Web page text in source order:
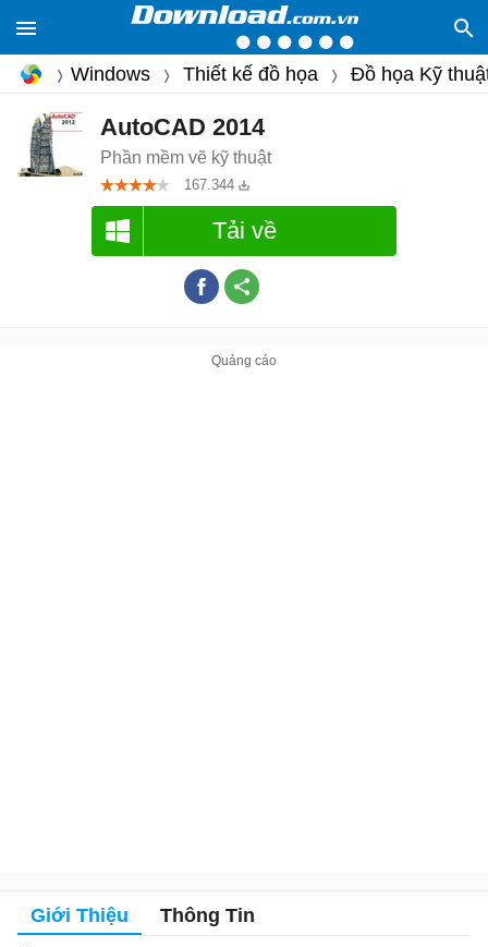
Windows Thiết kế đồ họa Đồ họa Kỹ
AutoCAD 2014
Phần mềm vẽ kỹ thuật
167.344
Tải về
Giới Thiệu Thông Tin